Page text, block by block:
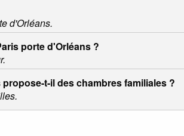
d'Orléans.
porte d'Orléans ?
t-il des chambres familiales ?